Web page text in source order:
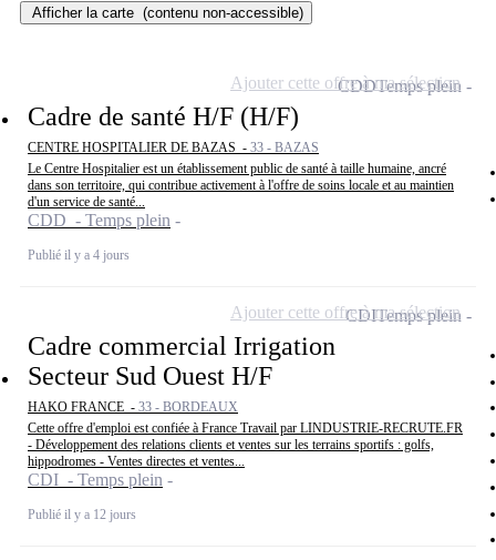
Afficher la carte (contenu non-accessible)
Cadre de santé H/F (H/F)
CENTRE HOSPITALIER DE BAZAS - 33 - BAZAS
Le Centre Hospitalier est un établissement public de santé à taille humaine, ancré
dans son territoire, qui contribue activement à l'offre de soins locale et au maintien
d'un service de santé...
CDD - Temps plein
Publié il y a 4 jours
CDDTemps plein
Ajouter cette offre à ma sélection
Cadre commercial Irrigation
Secteur Sud Ouest H/F
HAKO FRANCE - 33 - BORDEAUX
Cette offre d'emploi est confiée à France Travail par LINDUSTRIE-RECRUTE.FR
- Développement des relations clients et ventes sur les terrains sportifs : golfs,
hippodromes - Ventes directes et ventes...
CDI - Temps plein
Publié il y a 12 jours
CDITemps plein
Ajouter cette offre à ma sélection